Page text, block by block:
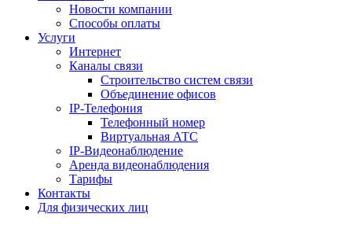
Новости компании
Способы оплаты
Услуги
Интернет
Каналы связи
Строительство систем связи
Объединение офисов
IP-Телефония
Телефонный номер
Виртуальная АТС
IP-Видеонаблюдение
Аренда видеонаблюдения
Тарифы
Контакты
Для физических лиц